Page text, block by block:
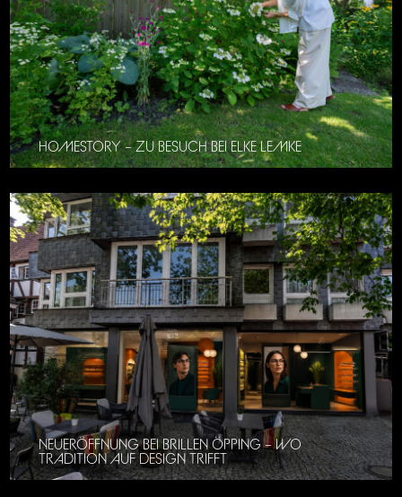
HOMESTORY – ZU BESUCH BEI ELKE LEMKE
NEUERÖFFNUNG BEI BRILLEN ÖPPING – WO
TRADITION AUF DESIGN TRIFFT